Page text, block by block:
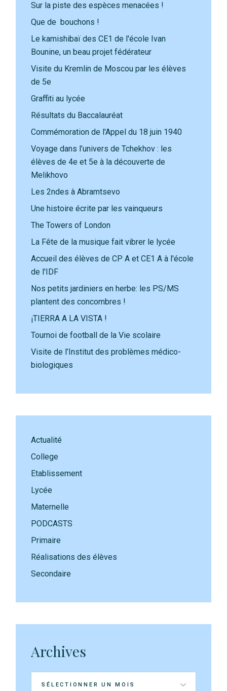
Sur la piste des espèces menacées !
Que de bouchons !
Le kamishibaï des CE1 de l'école Ivan
Bounine, un beau projet fédérateur
Visite du Kremlin de Moscou par les élèves
de 5e
Graffiti au lycée
Résultats du Baccalauréat
Commémoration de l'Appel du 18 juin 1940
Voyage dans l’univers de Tchekhov : les
élèves de 4e et 5e à la découverte de
Melikhovo
Les 2ndes à Abramtsevo
Une histoire écrite par les vainqueurs
The Towers of London
La Fête de la musique fait vibrer le lycée
Accueil des élèves de CP A et CE1 A à l'école
de l'IDF
Nos petits jardiniers en herbe: les PS/MS
plantent des concombres !
¡TIERRA A LA VISTA !
Tournoi de football de la Vie scolaire
Visite de l’Institut des problèmes médico-
biologiques
Actualité
College
Etablissement
Lycée
Maternelle
PODCASTS
Primaire
Réalisations des élèves
Secondaire
Archives
Archives